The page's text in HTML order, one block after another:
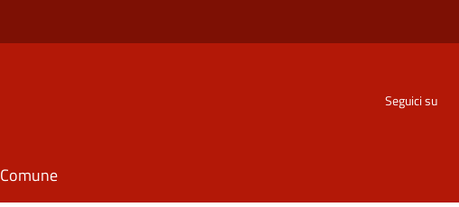
Seguici su